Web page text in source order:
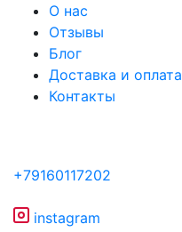
О нас
Отзывы
Блог
Доставка и оплата
Контакты
+79160117202
instagram